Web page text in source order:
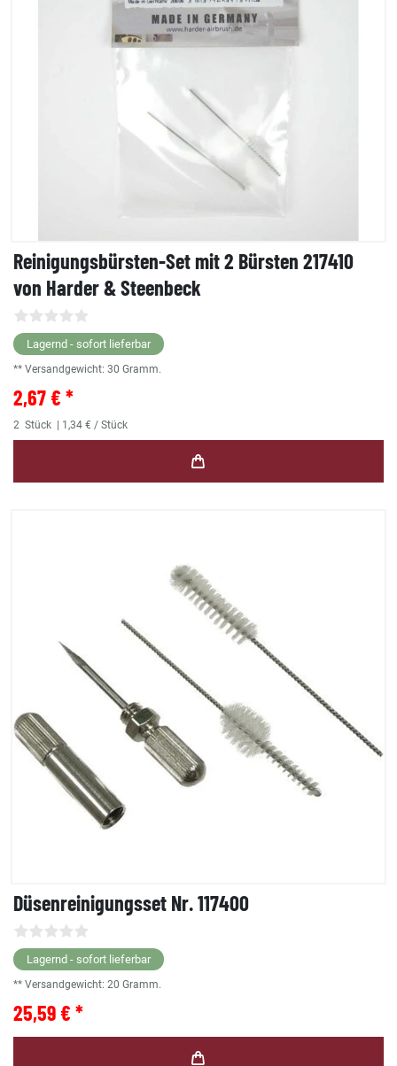
Reinigungsbürsten-Set mit 2 Bürsten 217410
von Harder & Steenbeck
Lagernd - sofort lieferbar
** Versandgewicht: 30 Gramm.
2,67 € *
2 Stück | 1,34 € / Stück
Düsenreinigungsset Nr. 117400
Lagernd - sofort lieferbar
** Versandgewicht: 20 Gramm.
25,59 € *